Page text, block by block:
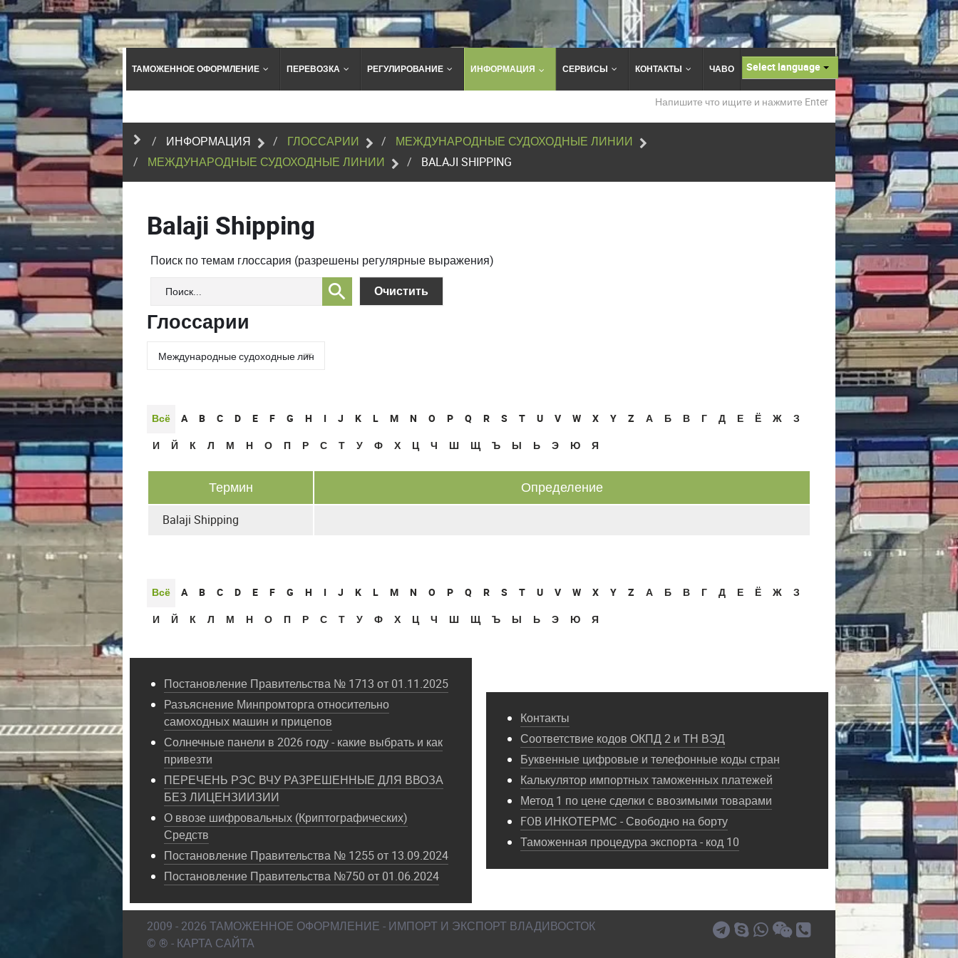
ТАМОЖЕННОЕ ОФОРМЛЕНИЕ ПЕРЕВОЗКА РЕГУЛИРОВАНИЕ ИНФОРМАЦИЯ СЕРВИСЫ КОНТАКТЫ ЧАВО Select language
сайту
ИНФОРМАЦИЯ ГЛОССАРИИ
МЕЖДУНАРОДНЫЕ СУДОХОДНЫЕ ЛИНИИ
МЕЖДУНАРОДНЫЕ СУДОХОДНЫЕ ЛИНИИ
BALAJI SHIPPING
Balaji Shipping
Поиск по темам глоссария (разрешены регулярные выражения)
Глоссарии
Всё A B C D E F G H I J K L M N O P Q R S T U V W X Y Z А Б В Г Д Е Ё Ж
З
И
Й К Л М Н О П Р С Т У Ф Х Ц Ч Ш Щ Ъ Ы Ь Э Ю Я
Термин Определение
Balaji Shipping
Всё A B C D E F G H I J K L M N O P Q R S T U V W X Y Z А Б В Г Д Е Ё Ж
З
И
Й К Л М Н О П Р С Т У Ф Х Ц Ч Ш Щ Ъ Ы Ь Э Ю Я
Постановление Правительства № 1713 от 01.11.2025
Разъяснение Минпромторга относительно
самоходных машин и прицепов
Солнечные панели в 2026 году - какие выбрать и как
привезти
ПЕРЕЧЕНЬ РЭС ВЧУ РАЗРЕШЕННЫЕ ДЛЯ ВВОЗА
БЕЗ ЛИЦЕНЗИИЗИИ
О ввозе шифровальных (Криптографических)
Средств
Постановление Правительства № 1255 от 13.09.2024
Постановление Правительства №750 от 01.06.2024
Контакты
Соответствие кодов ОКПД 2 и ТН ВЭД
Буквенные цифровые и телефонные коды стран
Калькулятор импортных таможенных платежей
Метод 1 по цене сделки с ввозимыми товарами
FOB ИНКОТЕРМС - Свободно на борту
Таможенная процедура экспорта - код 10
2009 - 2026 ТАМОЖЕННОЕ ОФОРМЛЕНИЕ - ИМПОРТ И ЭКСПОРТ ВЛАДИВОСТОК
© ® - КАРТА САЙТА